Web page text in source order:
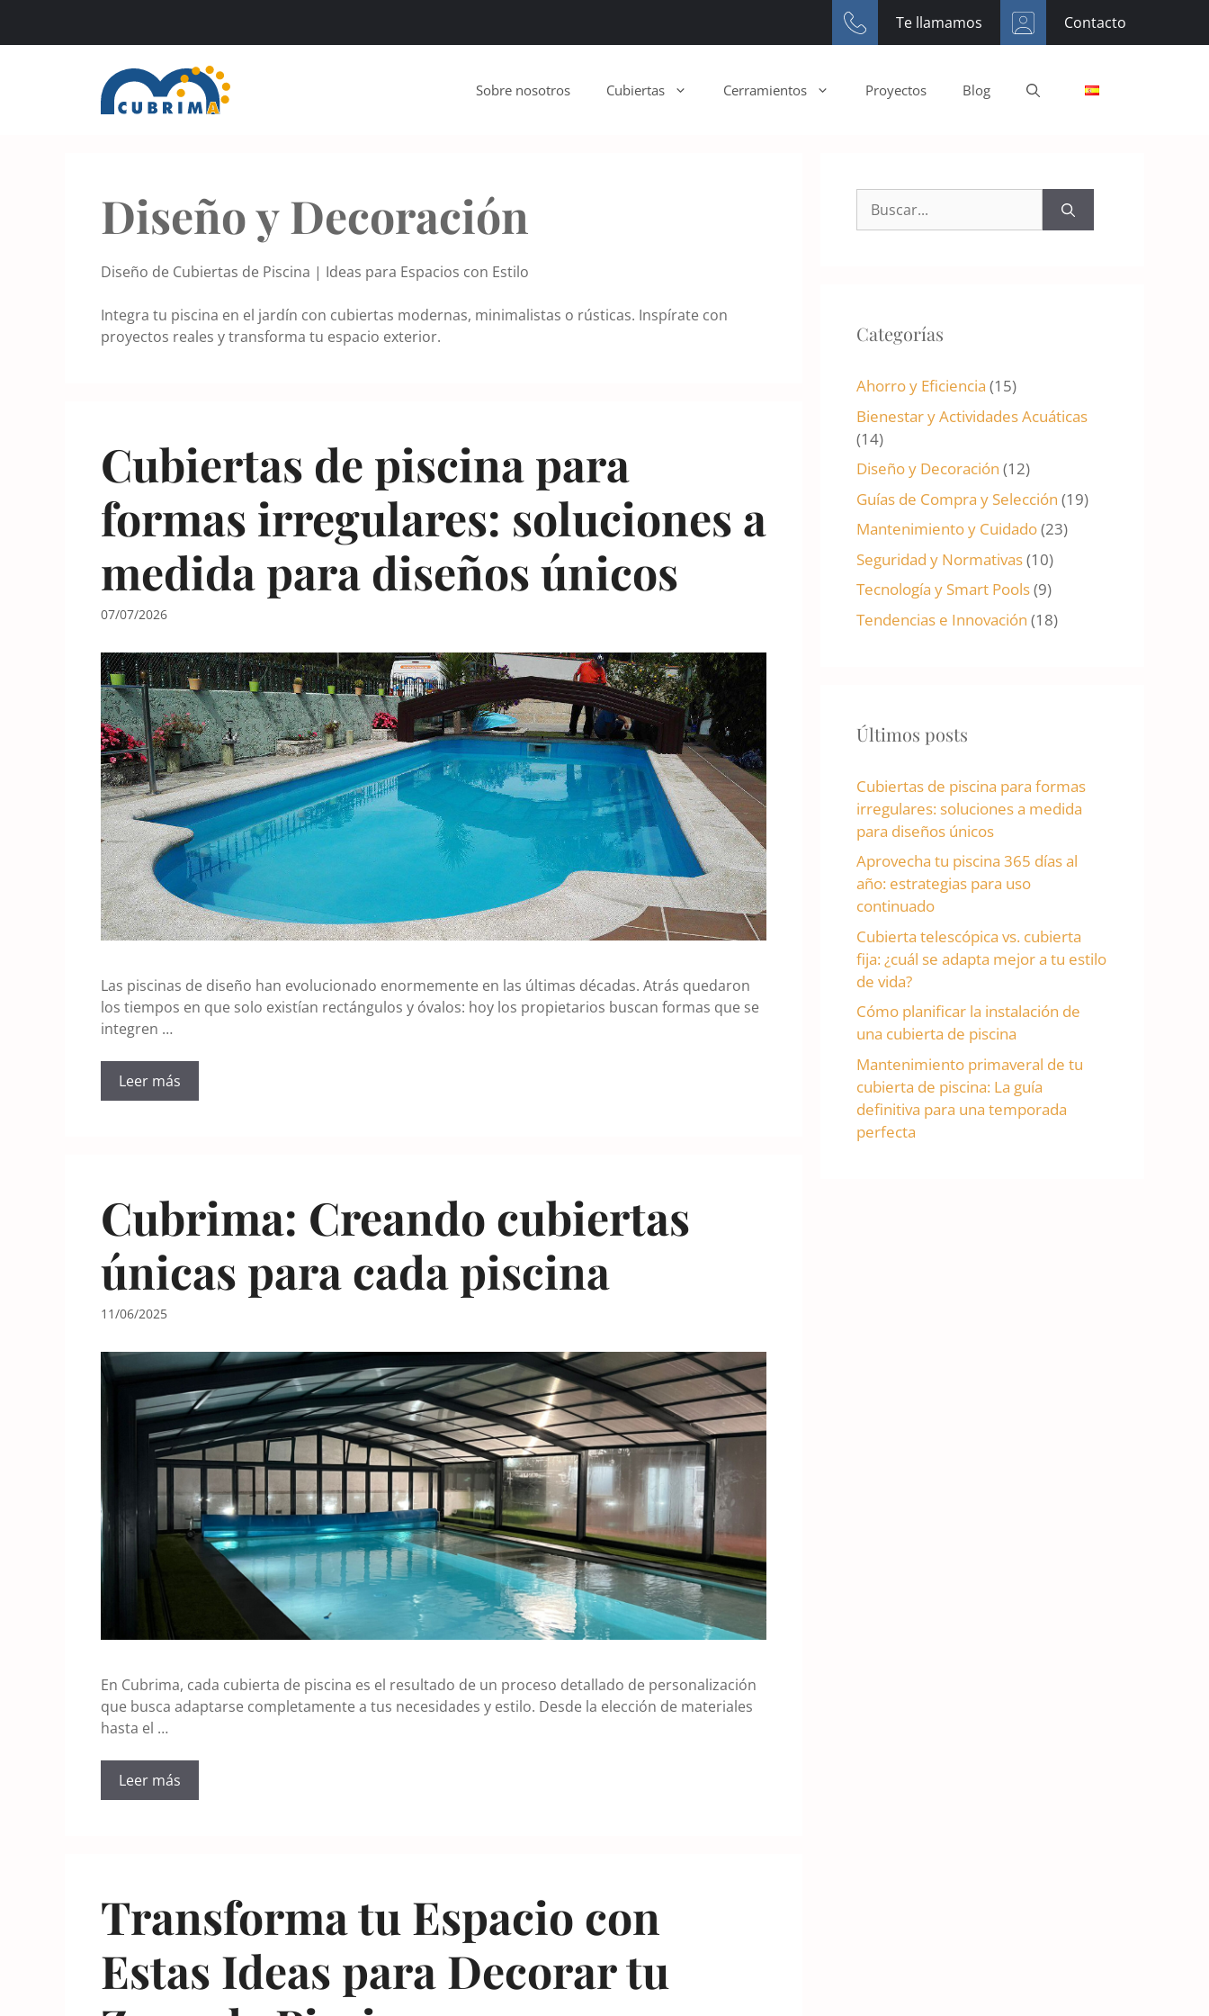
Te llamamos Contacto
Sobre nosotros Cubiertas Cerramientos Proyectos Blog
Diseño y Decoración
Diseño de Cubiertas de Piscina | Ideas para Espacios con Estilo
Integra tu piscina en el jardín con cubiertas modernas, minimalistas o rústicas. Inspírate con
proyectos reales y transforma tu espacio exterior.
Cubiertas de piscina para
formas irregulares: soluciones a
medida para diseños únicos
07/07/2026
Las piscinas de diseño han evolucionado enormemente en las últimas décadas. Atrás quedaron
los tiempos en que solo existían rectángulos y óvalos: hoy los propietarios buscan formas que se
integren …
Leer más
Cubrima: Creando cubiertas
únicas para cada piscina
11/06/2025
En Cubrima, cada cubierta de piscina es el resultado de un proceso detallado de personalización
que busca adaptarse completamente a tus necesidades y estilo. Desde la elección de materiales
hasta el …
Leer más
Transforma tu Espacio con
Estas Ideas para Decorar tu
Buscar:
Categorías
Ahorro y Eficiencia (15)
Bienestar y Actividades Acuáticas
(14)
Diseño y Decoración (12)
Guías de Compra y Selección (19)
Mantenimiento y Cuidado(23)
Seguridad y Normativas(10)
Tecnología y Smart Pools(9)
Tendencias e Innovación (18)
Últimos posts
Cubiertas de piscina para formas
irregulares: soluciones a medida
para diseños únicos
Aprovecha tu piscina 365 días al
año: estrategias para uso
continuado
Cubierta telescópica vs. cubierta
fija: ¿cuál se adapta mejor a tu estilo
de vida?
Cómo planificar la instalación de
una cubierta de piscina
Mantenimiento primaveral de tu
cubierta de piscina: La guía
definitiva para una temporada
perfecta